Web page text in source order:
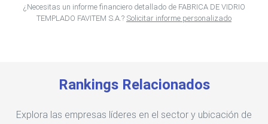
¿Necesitas un informe financiero detallado de FABRICA DE VIDRIO
TEMPLADO FAVITEM S.A.? Solicitar informe personalizado
Rankings Relacionados
Explora las empresas líderes en el sector y ubicación de